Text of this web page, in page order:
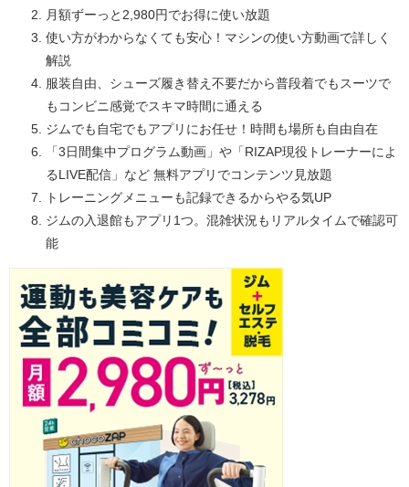
月額ずーっと2,980円でお得に使い放題
使い方がわからなくても安心！マシンの使い方動画で詳しく
解説
服装自由、シューズ履き替え不要だから普段着でもスーツで
もコンビニ感覚でスキマ時間に通える
ジムでも自宅でもアプリにお任せ！時間も場所も自由自在
「3日間集中プログラム動画」や「RIZAP現役トレーナーによ
るLIVE配信」など 無料アプリでコンテンツ見放題
トレーニングメニューも記録できるからやる気UP
ジムの入退館もアプリ1つ。混雑状況もリアルタイムで確認可
能